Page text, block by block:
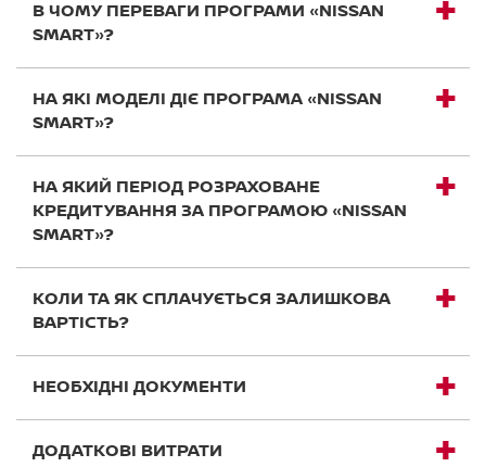
В ЧОМУ ПЕРЕВАГИ ПРОГРАМИ «NISSAN
SMART»?
НА ЯКІ МОДЕЛІ ДІЄ ПРОГРАМА «NISSAN
SMART»?
НА ЯКИЙ ПЕРІОД РОЗРАХОВАНЕ
КРЕДИТУВАННЯ ЗА ПРОГРАМОЮ «NISSAN
SMART»?
КОЛИ ТА ЯК СПЛАЧУЄТЬСЯ ЗАЛИШКОВА
ВАРТІСТЬ?
НЕОБХІДНІ ДОКУМЕНТИ
ДОДАТКОВІ ВИТРАТИ